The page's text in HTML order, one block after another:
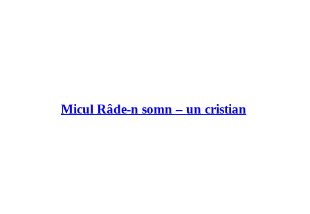
Micul Râde-n somn – un cristian